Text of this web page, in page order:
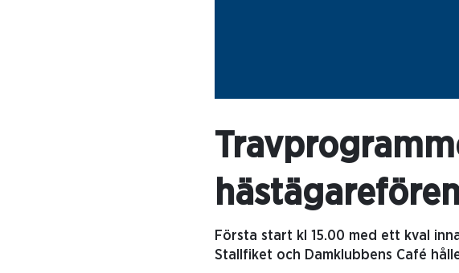
Första start kl 15.00 med ett kval
Stallfiket och Damklubbens Café